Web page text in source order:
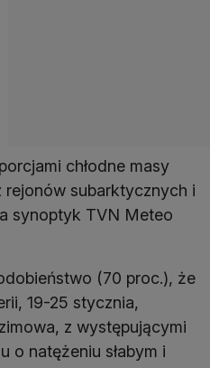
chłodne masy
subarktycznych i
synoptyk TVN Meteo
(70 proc.), że
19-25 stycznia,
z występującymi
o natężeniu słabym i